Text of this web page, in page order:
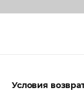
Условия